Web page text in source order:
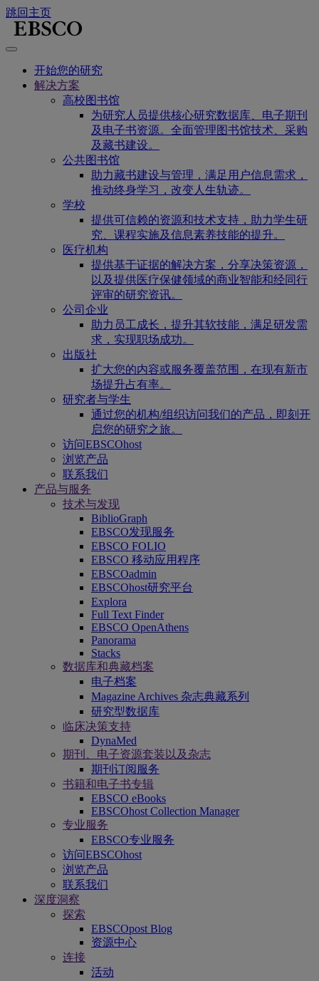
跳回主页
开始您的研究
解决方案
高校图书馆
为研究人员提供核心研究数据库、电子期刊
及电子书资源。全面管理图书馆技术、采购
及藏书建设。
公共图书馆
助力藏书建设与管理，满足用户信息需求，
推动终身学习，改变人生轨迹。
学校
提供可信赖的资源和技术支持，助力学生研
究、课程实施及信息素养技能的提升。
医疗机构
提供基于证据的解决方案，分享决策资源，
以及提供医疗保健领域的商业智能和经同行
评审的研究资讯。
公司企业
助力员工成长，提升其软技能，满足研发需
求，实现职场成功。
出版社
扩大您的内容或服务覆盖范围，在现有新市
场提升占有率。
研究者与学生
通过您的机构/组织访问我们的产品，即刻开
启您的研究之旅。
访问EBSCOhost
浏览产品
联系我们
产品与服务
技术与发现
BiblioGraph
EBSCO发现服务
EBSCO FOLIO
EBSCO 移动应用程序
EBSCOadmin
EBSCOhost研究平台
Explora
Full Text Finder
EBSCO OpenAthens
Panorama
Stacks
数据库和典藏档案
电子档案
Magazine Archives 杂志典藏系列
研究型数据库
临床决策支持
DynaMed
期刊、电子资源套装以及杂志
期刊订阅服务
书籍和电子书专辑
EBSCO eBooks
EBSCOhost Collection Manager
专业服务
EBSCO专业服务
访问EBSCOhost
浏览产品
联系我们
深度洞察
探索
EBSCOpost Blog
资源中心
连接
活动